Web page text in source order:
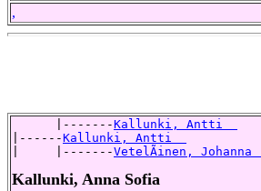
,
      |-------
Kallunki, Antti
|------Kallunki, Antti
|     |-------VetelÃinen, Johanna
Kallunki, Anna Sofia